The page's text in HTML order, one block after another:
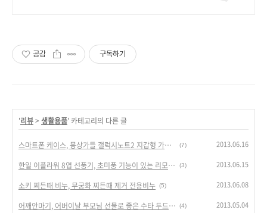
공감 구독하기
'리뷰> 생활용품' 카테고리의 다른 글
스마트폰 케이스, 몽상가들 갤럭시노트2 지갑형 가죽케이스 (7) 2013.06.16
한일 이플라워 8엽 선풍기, 초미풍 기능이 있는 리모컨 선풍기 (3) 2013.06.15
소키 찌든때 비누, 무궁화 찌든때 제거 전용비누 (5) 2013.06.08
어깨안마기, 어버이날 부모님 선물로 좋은 수타 두드림365어깨안마기 (4) 2013.05.04